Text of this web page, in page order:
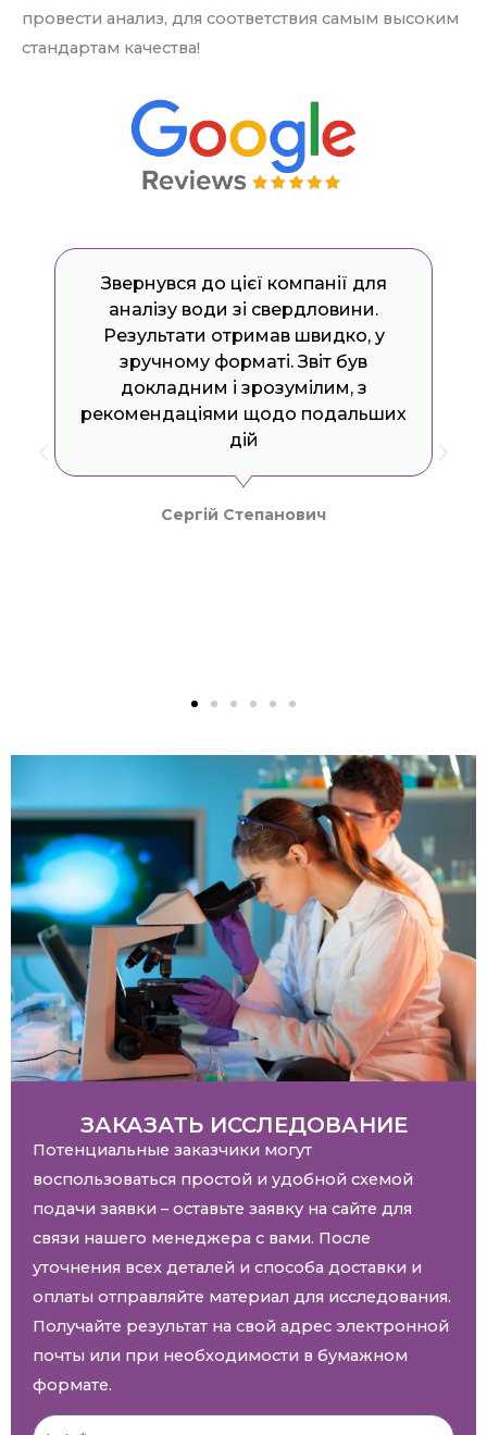
провести анализ, для соответствия самым высоким
стандартам качества!
Рекомендуємо лабораторію
«Екодія» іншим зацікавленим
особам як надійного партнера в
галузі комплексних лабораторних
досліджень об'єктів довкілля.
ЗАКАЗАТЬ ИССЛЕДОВАНИЕ
Потенциальные заказчики могут
воспользоваться простой и удобной схемой
подачи заявки – оставьте заявку на сайте для
связи нашего менеджера с вами. После
уточнения всех деталей и способа доставки и
оплаты отправляйте материал для исследования.
Получайте результат на свой адрес электронной
почты или при необходимости в бумажном
формате.
І